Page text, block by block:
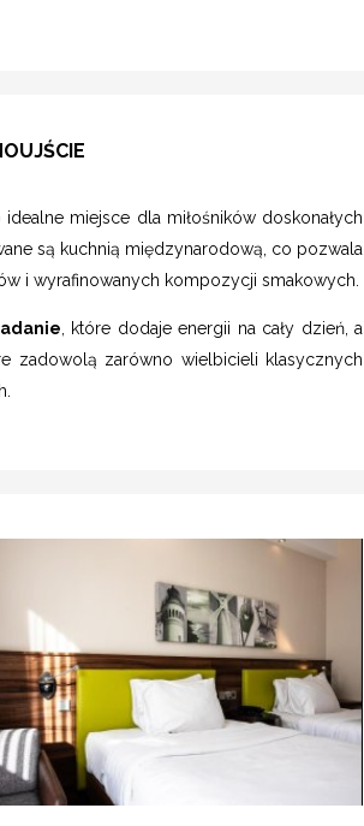
idealne miejsce dla miłośników doskonałych
są kuchnią międzynarodową, co pozwala
i wyrafinowanych kompozycji smakowych.
, które dodaje energii na cały dzień, a
zadowolą zarówno wielbicieli klasycznych